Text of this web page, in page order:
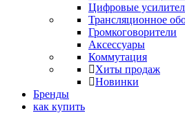
Цифровые
Трансляционное
Громкоговорители
Аксессуары
Коммутация
Хиты продаж
Новинки
Бренды
как купить